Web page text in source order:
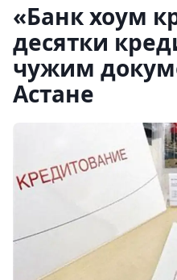
«Банк хоум
десятки
чужим
Астане